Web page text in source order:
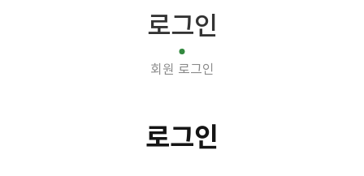
로그인
회원 로그인
로그인